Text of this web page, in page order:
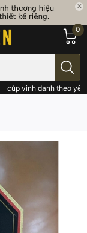
cúp vinh danh theo
0